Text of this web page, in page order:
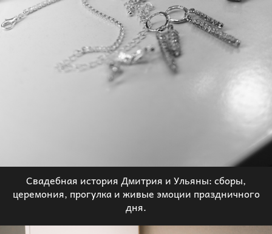
Свадебная история Дмитрия и Ульяны: сборы,
церемония, прогулка и живые эмоции праздничного
дня.